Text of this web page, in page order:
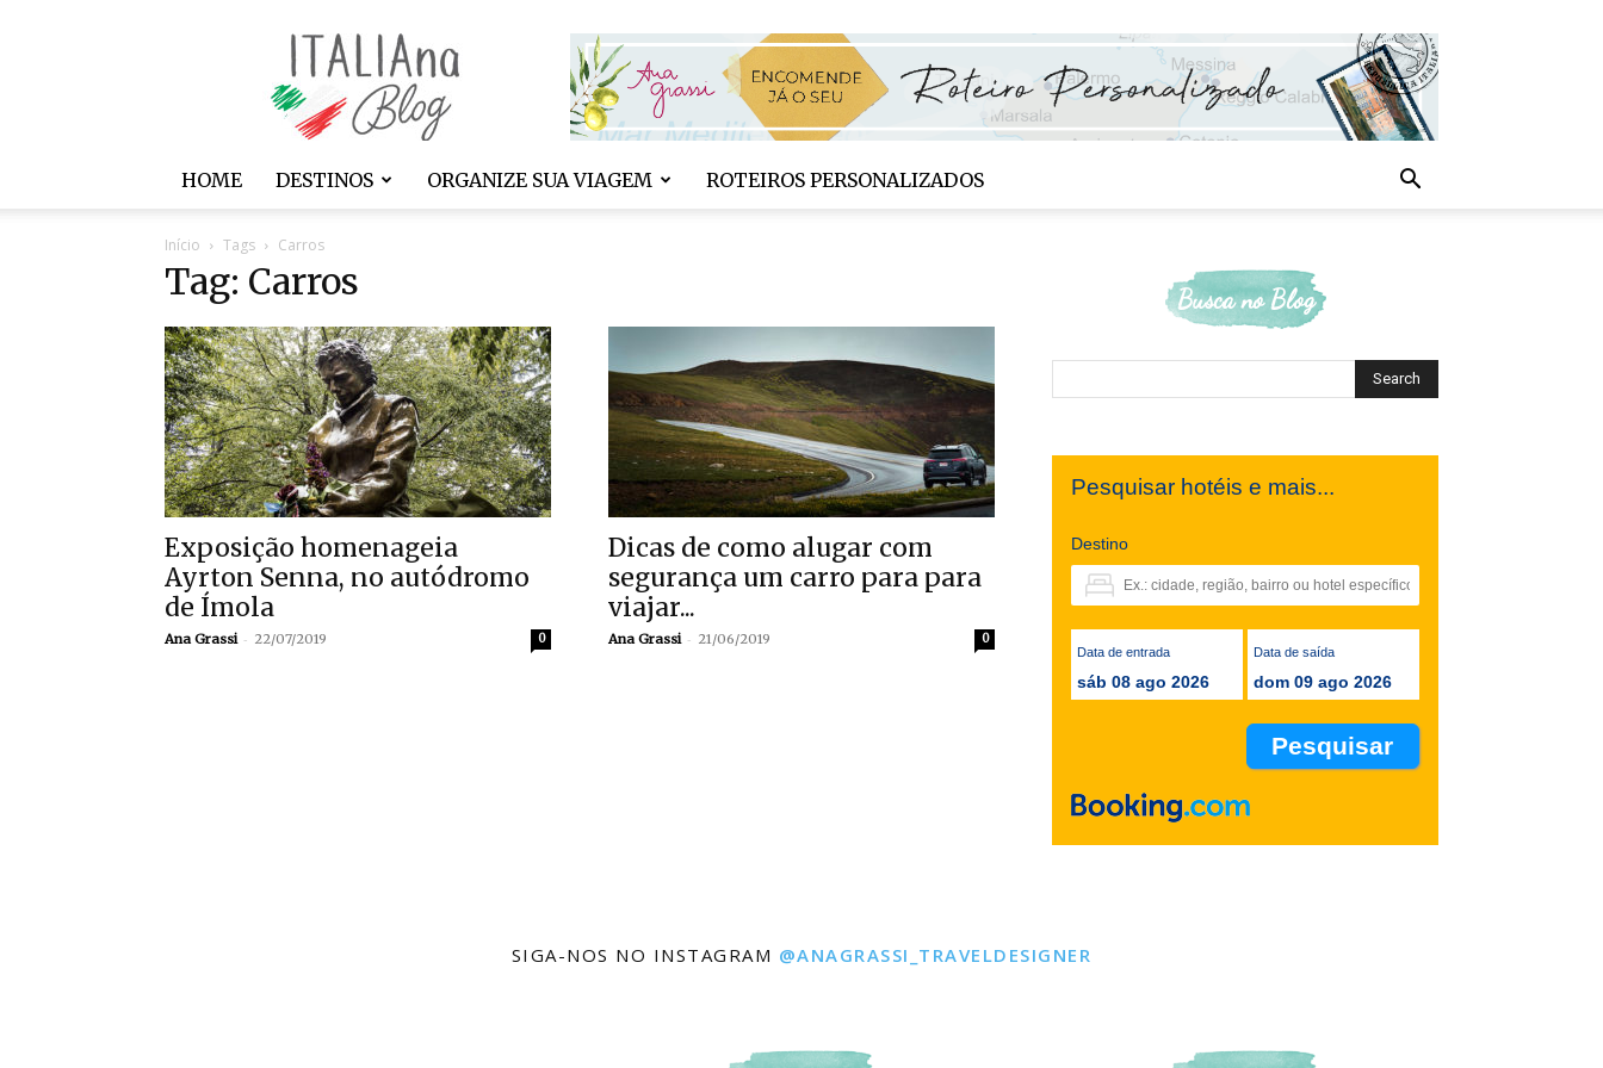
ITALIAna
HOME DESTINOS ORGANIZE SUA VIAGEM ROTEIROS PERSONALIZADOS
Início Tags Carros
Tag: Carros
Exposição homenageia
Ayrton Senna, no autódromo
de Ímola
Ana Grassi - 22/07/2019 0
Dicas de como alugar com
segurança um carro para para
viajar...
Ana Grassi - 21/06/2019 0
Busca no Blog
Pesquisar hotéis e mais...
Destino
Data de entrada
sáb 08 ago 2026
Data de saída
dom 09 ago 2026
SIGA-NOS NO INSTAGRAM @ANAGRASSI_TRAVELDESIGNER